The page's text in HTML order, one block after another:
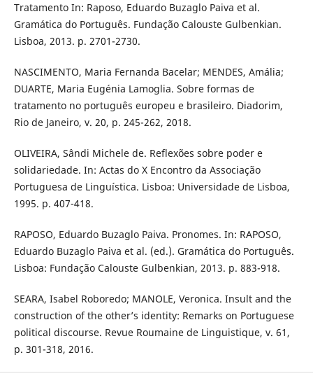
Tratamento In: Raposo, Eduardo Buzaglo Paiva et al.
Gramática do Português. Fundação Calouste Gulbenkian.
Lisboa, 2013. p. 2701-2730.
NASCIMENTO, Maria Fernanda Bacelar; MENDES, Amália;
DUARTE, Maria Eugénia Lamoglia. Sobre formas de
tratamento no português europeu e brasileiro. Diadorim,
Rio de Janeiro, v. 20, p. 245-262, 2018.
OLIVEIRA, Sândi Michele de. Reflexões sobre poder e
solidariedade. In: Actas do X Encontro da Associação
Portuguesa de Linguística. Lisboa: Universidade de Lisboa,
1995. p. 407-418.
RAPOSO, Eduardo Buzaglo Paiva. Pronomes. In: RAPOSO,
Eduardo Buzaglo Paiva et al. (ed.). Gramática do Português.
Lisboa: Fundação Calouste Gulbenkian, 2013. p. 883-918.
SEARA, Isabel Roboredo; MANOLE, Veronica. Insult and the
construction of the other’s identity: Remarks on Portuguese
political discourse. Revue Roumaine de Linguistique, v. 61,
p. 301-318, 2016.